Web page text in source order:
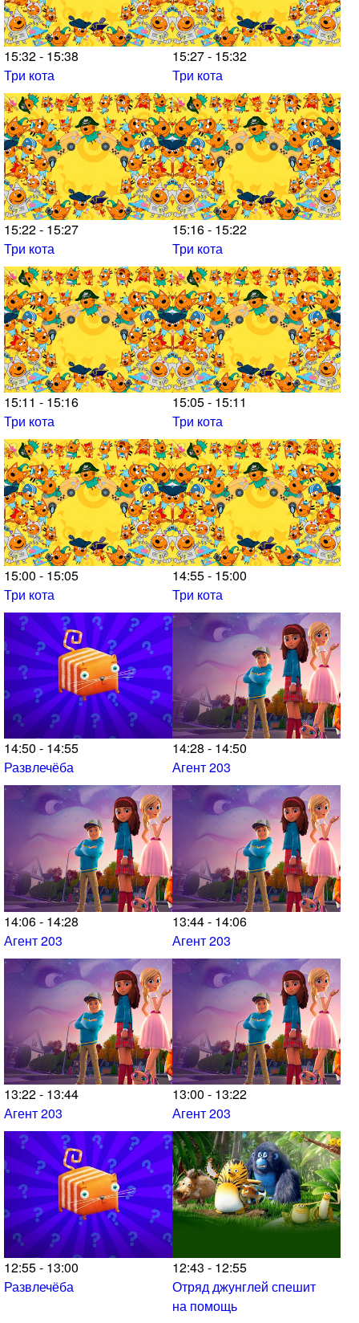
15:32 - 15:38
Три кота
15:27 - 15:32
Три кота
15:22 - 15:27
Три кота
15:16 - 15:22
Три кота
15:11 - 15:16
Три кота
15:05 - 15:11
Три кота
15:00 - 15:05
Три кота
14:55 - 15:00
Три кота
14:50 - 14:55
Развлечёба
14:28 - 14:50
Агент 203
14:06 - 14:28
Агент 203
13:44 - 14:06
Агент 203
13:22 - 13:44
Агент 203
13:00 - 13:22
Агент 203
12:55 - 13:00
Развлечёба
12:43 - 12:55
Отряд джунглей спешит
на помощь